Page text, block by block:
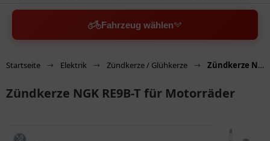
Fahrzeug wählen
Startseite Elektrik Zündkerze / Glühkerze Zündkerze NGK RE9B-T für Motorräder
Zündkerze NGK RE9B-T für Motorräder